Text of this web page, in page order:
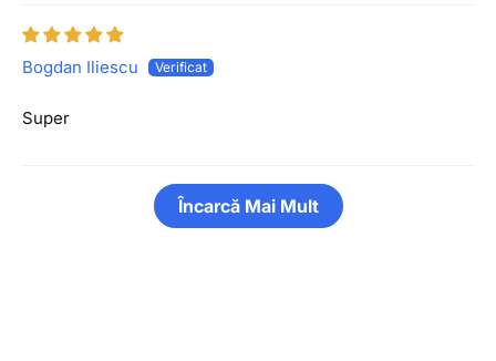
Bogdan Iliescu
Super
Încarcă Mai Mult